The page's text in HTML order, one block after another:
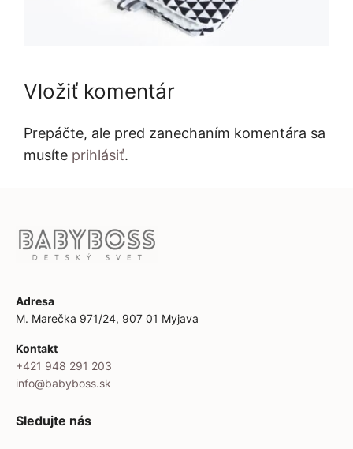
Vložiť komentár
Prepáčte, ale pred zanechaním komentára sa
musíte prihlásiť.
Adresa
M. Marečka 971/24, 907 01 Myjava
Kontakt
+421 948 291 203
info@babyboss.sk
Sledujte nás